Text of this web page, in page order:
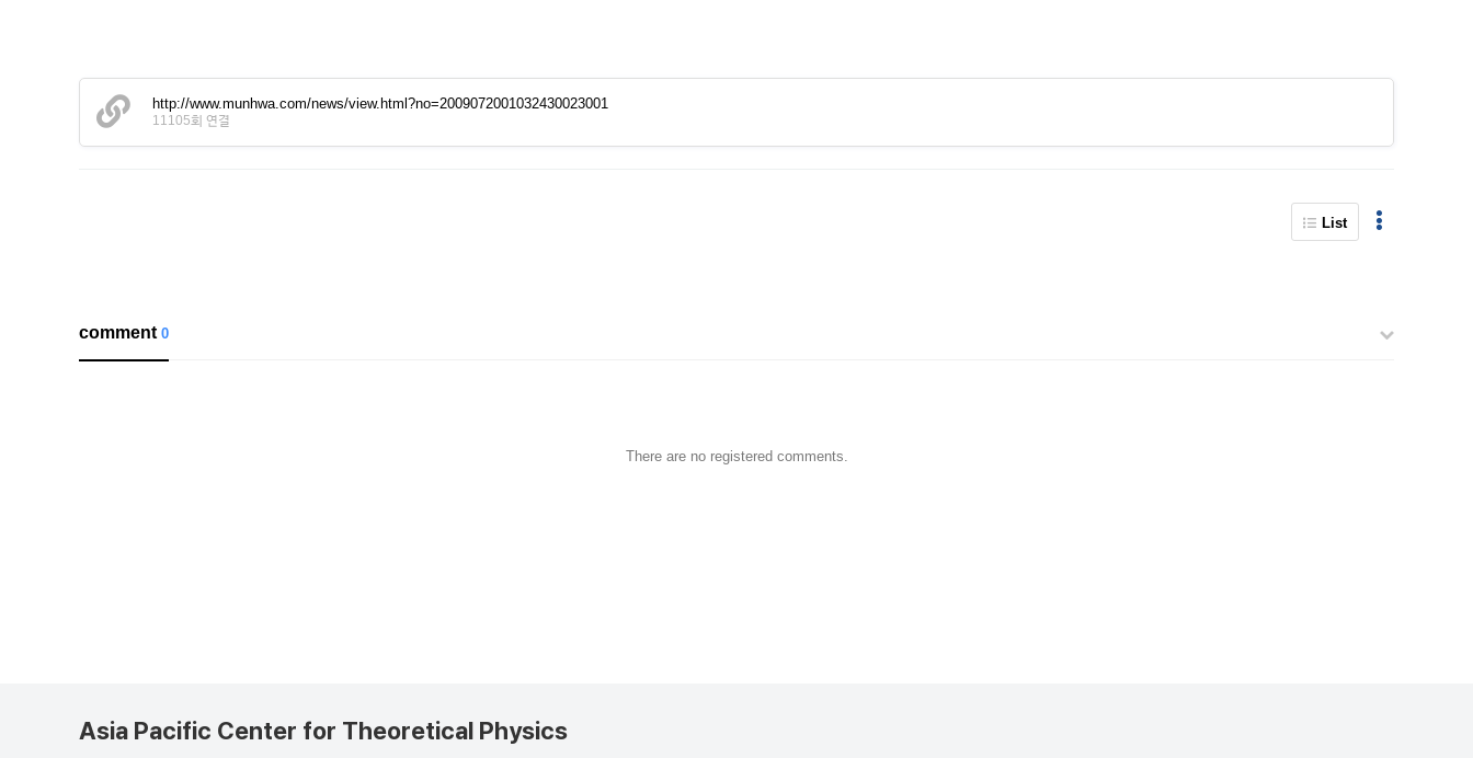
http://www.munhwa.com/news/view.html?no=2009072001032430023001
11105회 연결
List
comment0
There are no registered comments.
Asia Pacific Center for Theoretical Physics